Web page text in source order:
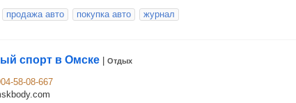
продажа авто покупка авто журнал
спорт в Омске Отдых
58-08-667